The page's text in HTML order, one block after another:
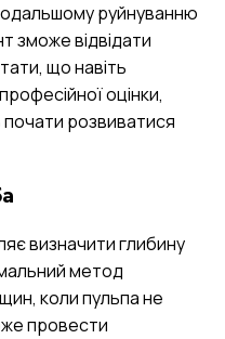
руйнуванню
зможе відвідати
що навіть
оцінки,
розвиватися
визначити глибину
метод
коли пульпа не
провести